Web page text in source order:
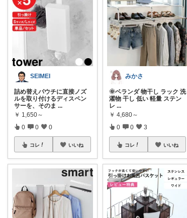
SEIMEI
詰め替えパウチに直接ノズ
ルを取り付けるディスペン
サーを、そのま ...
￥ 1,650～
0 0 0
コレ いいね
みかさ
🌞ベランダ 物干し ラック 洗
濯物 干し 低い 軽量 ステン
レ ...
￥ 4,680～
0 0 3
コレ いいね